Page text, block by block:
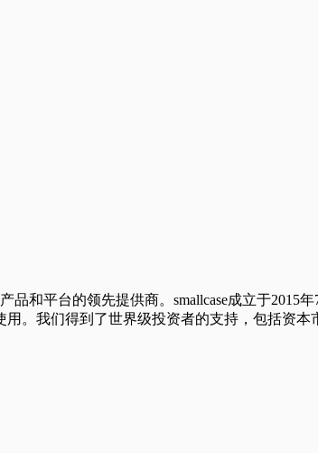
品和平台的领先提供商。smallcase成立于2015
。我们得到了世界级投资者的支持，包括资